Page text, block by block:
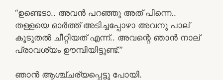
“ഉണ്ടെടാ.. അവൻ പറഞ്ഞു അത് പിന്നെ..
തള്ളയെ ഓർത്ത് അടിച്ചപ്പോഴാ അവനു പാല്
കൂടുതൽ ചീറ്റിയത് എന്ന്.. അവന്റെ ഞാൻ നാല്
പ്രാവശ്യം ഊമ്പിയിട്ടുണ്ട്.”
ഞാൻ ആശ്ച്ചര്യപ്പെട്ടു പോയി.